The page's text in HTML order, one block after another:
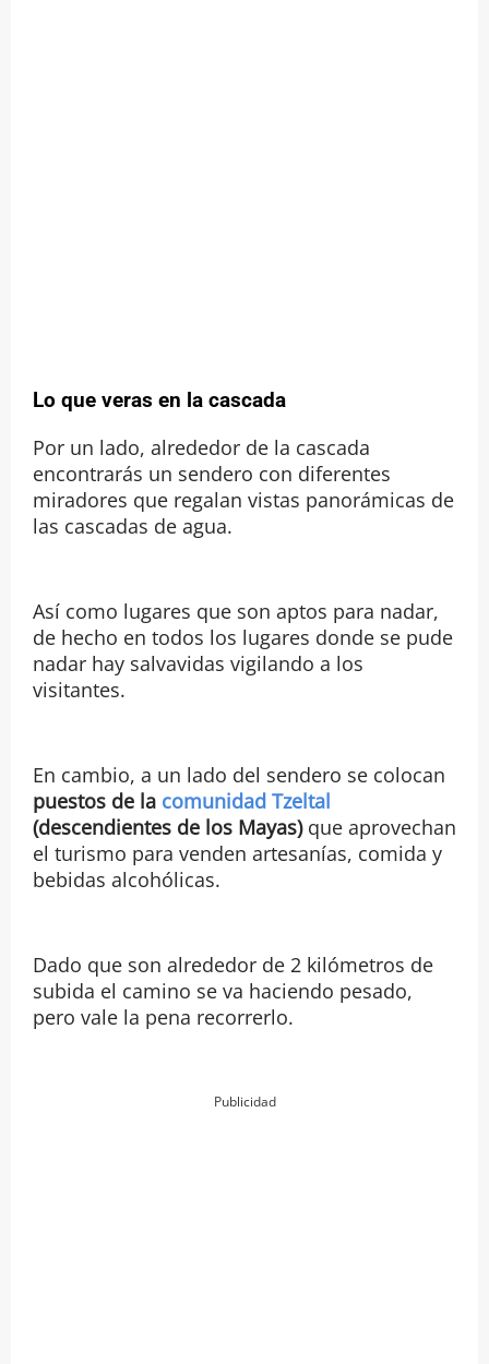
Lo que veras en la cascada
Por un lado, alrededor de la cascada
encontrarás un sendero con diferentes
miradores que regalan vistas panorámicas de
las cascadas de agua.
Así como lugares que son aptos para nadar,
de hecho en todos los lugares donde se pude
nadar hay salvavidas vigilando a los
visitantes.
En cambio, a un lado del sendero se colocan
puestos de la comunidad Tzeltal
(descendientes de los Mayas) que aprovechan
el turismo para venden artesanías, comida y
bebidas alcohólicas.
Dado que son alrededor de 2 kilómetros de
subida el camino se va haciendo pesado,
pero vale la pena recorrerlo.
Publicidad